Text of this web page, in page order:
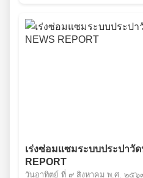
เร่งซ่อมแซมระบบประปาวัด
REPORT
วันอาทิตย์ ที่ ๙ สิงหาคม พ.ศ. ๒๕๖